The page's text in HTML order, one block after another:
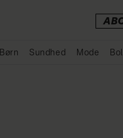
Børn Sundhed Mode